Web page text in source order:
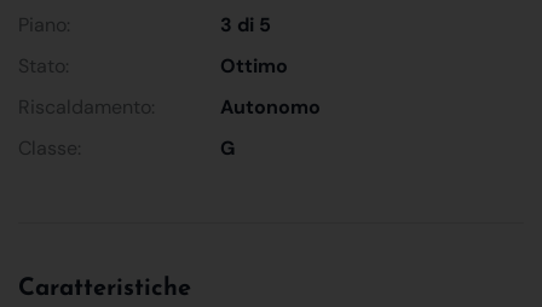
Piano:
3 di 5
Stato:
Ottimo
Riscaldamento:
Autonomo
Classe:
G
Caratteristiche